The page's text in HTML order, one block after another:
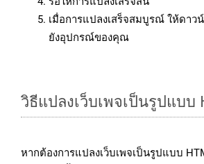
เมื่อการแปลงเสร็จสมบูรณ์ ให้ดาว
ยังอุปกรณ์ของคุณ
วิธีแปลงเว็บเพจเป็นรูปแบบ
หากต้องการแปลงเว็บเพจเป็นรูปแบบ